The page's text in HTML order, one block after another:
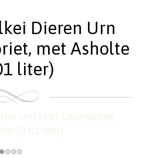
Dieren Urn
met Asholte
liter)